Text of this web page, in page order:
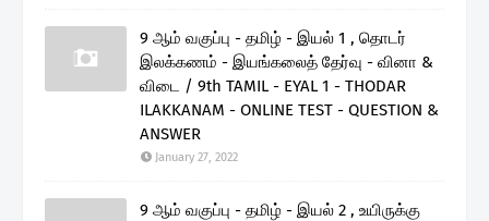
9 ஆம் வகுப்பு - தமிழ் - இயல் 1 , தொடர்
இலக்கணம் - இயங்கலைத் தேர்வு - வினா &
விடை / 9th TAMIL - EYAL 1 - THODAR
ILAKKANAM - ONLINE TEST - QUESTION &
ANSWER
January 27, 2022
9 ஆம் வகுப்பு - தமிழ் - இயல் 2 , உயிருக்கு